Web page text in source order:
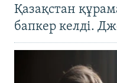
Қазақстан
бапкер келді.